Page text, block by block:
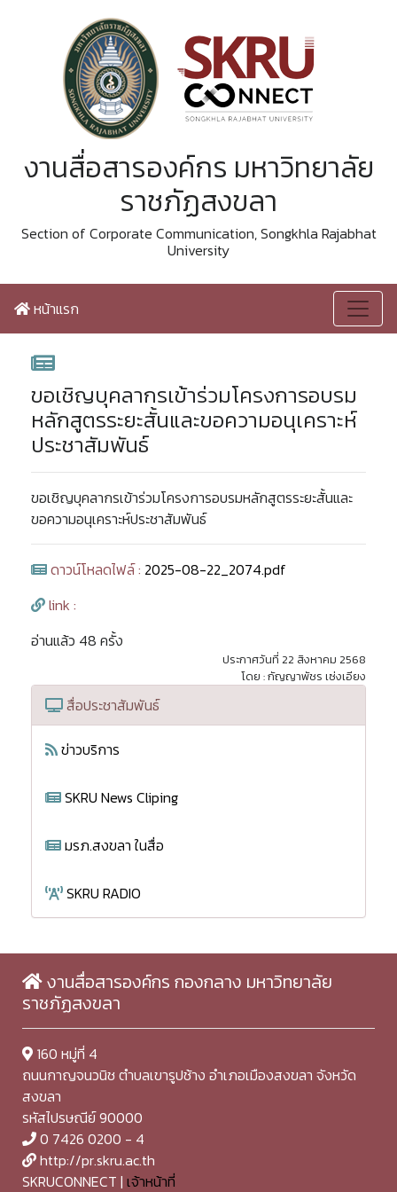
งานสื่อสารองค์กร มหาวิทยาลัย
ราชภัฏสงขลา
Section of Corporate Communication, Songkhla Rajabhat
University
หน้าแรก
ขอเชิญบุคลากรเข้าร่วมโครงการอบรม
หลักสูตรระยะสั้นและขอความอนุเคราะห์
ประชาสัมพันธ์
ขอเชิญบุคลากรเข้าร่วมโครงการอบรมหลักสูตรระยะสั้นและ
ขอความอนุเคราะห์ประชาสัมพันธ์
ดาวน์โหลดไฟล์ : 2025-08-22_2074.pdf
link :
อ่านแล้ว 48 ครั้ง
ประกาศวันที่ 22 สิงหาคม 2568
โดย : กัญญาพัชร เซ่งเอียง
สื่อประชาสัมพันธ์
ข่าวบริการ
SKRU News Cliping
มรภ.สงขลา ในสื่อ
SKRU RADIO
งานสื่อสารองค์กร กองกลาง มหาวิทยาลัย
ราชภัฏสงขลา
160 หมู่ที่ 4
ถนนกาญจนวนิช ตำบลเขารูปช้าง อำเภอเมืองสงขลา จังหวัด
สงขลา
รหัสไปรษณีย์ 90000
0 7426 0200 - 4
http://pr.skru.ac.th
SKRUCONNECT | เจ้าหน้าที่